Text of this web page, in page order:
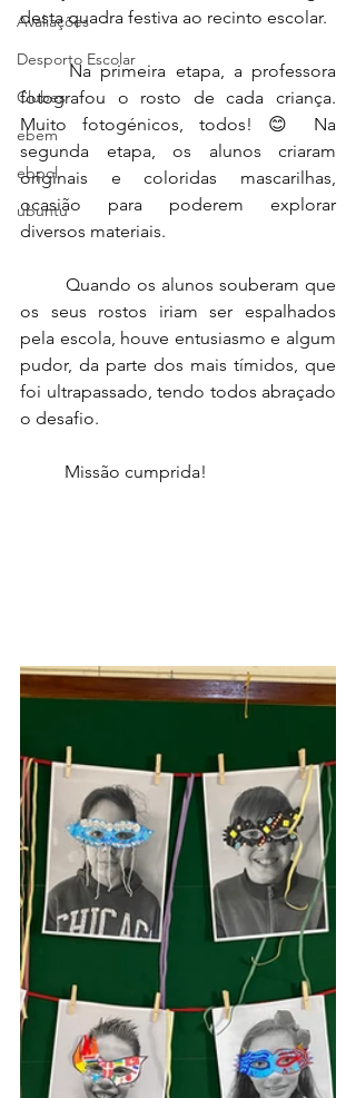
Avaliações
Desporto Escolar
Clubes
ebem
ebpol
ubuntu
desta quadra festiva ao recinto escolar.
	Na primeira etapa, a professora
fotografou o rosto de cada criança.
Muito fotogénicos, todos! 😊 Na
segunda etapa, os alunos criaram
originais e coloridas mascarilhas,
ocasião para poderem explorar
diversos materiais.
os seus rostos iriam ser espalhados
pela escola, houve entusiasmo e algum
pudor, da parte dos mais tímidos, que
foi ultrapassado, tendo todos abraçado
o desafio.
	Missão cumprida!